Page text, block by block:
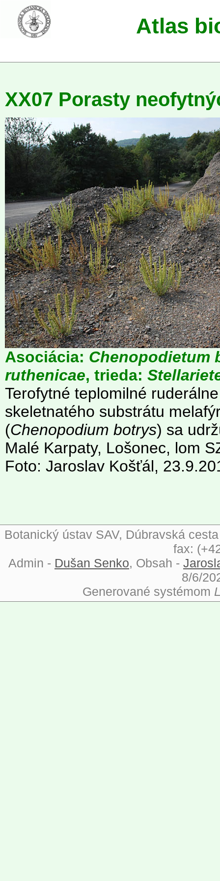
Atlas
XX07 Porasty
Asociácia: Chenopodietum
ruthenicae, trieda:
Terofytné teplomilné
skeletnatého substrátu
(Chenopodium botrys) sa
Malé Karpaty, Lošonec, lom
Foto: Jaroslav Košťál,
Botanický ústav SAV, Dúbravská
fax:
Admin - Dušan Senko, Obsah -
8/6/
Generované systémom